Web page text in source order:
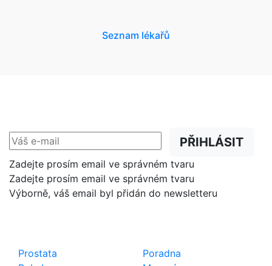
Seznam lékařů
PŘIHLÁSIT
Zadejte prosím email ve správném tvaru
Zadejte prosím email ve správném tvaru
Výborně, váš email byl přidán do newsletteru
Prostata
Poradna